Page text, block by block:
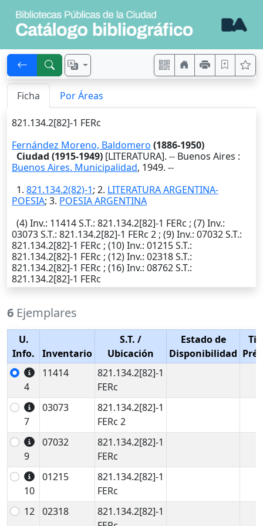
Ficha Por Áreas
821.134.2[82]-1 FERc
Fernández Moreno, Baldomero (1886-1950)
Ciudad (1915-1949) [LITERATURA]. -- Buenos Aires :
Buenos Aires. Municipalidad, 1949. --
1. 821.134.2(82)-1; 2. LITERATURA ARGENTINA-
POESIA; 3. POESIA ARGENTINA
(4)Inv.: 11414S.T.: 821.134.2[82]-1 FERc ; (7)Inv.:
03073S.T.: 821.134.2[82]-1 FERc 2 ; (9)Inv.: 07032S.T.:
821.134.2[82]-1 FERc ; (10)Inv.: 01215S.T.:
821.134.2[82]-1 FERc ; (12)Inv.: 02318S.T.:
821.134.2[82]-1 FERc ; (16)Inv.: 08762S.T.:
821.134.2[82]-1 FERc
6 Ejemplares
U.
Info.
Inventario
S.T. /
Ubicación
Estado de
Disponibilidad
4
11414
821.134.2[82]-1
FERc
7
03073
821.134.2[82]-1
FERc 2
9
07032
821.134.2[82]-1
FERc
10
01215
821.134.2[82]-1
FERc
12 02318
821.134.2[82]-1